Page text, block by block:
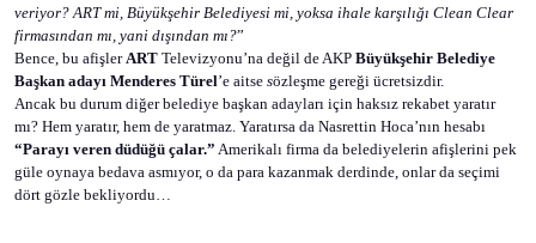
veriyor? ART mi, Büyükşehir Belediyesi mi, yoksa ihale karşılığı Clean Clear
firmasından mı, yani dışından mı?”
Bence, bu afişlerART Televizyonu’na değil de AKP Büyükşehir Belediye
Başkan adayı Menderes Türel’e aitse sözleşme gereği ücretsizdir.
Ancak bu durum diğer belediye başkan adayları için haksız rekabet yaratır
mı? Hem yaratır, hem de yaratmaz. Yaratırsa da Nasrettin Hoca’nın hesabı
“Parayı veren düdüğü çalar.” Amerikalı firma da belediyelerin afişlerini pek
güle oynaya bedava asmıyor, o da para kazanmak derdinde, onlar da seçimi
dört gözle bekliyordu…